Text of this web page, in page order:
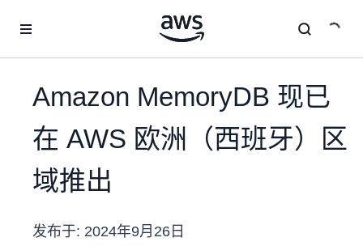
Amazon MemoryDB 现已
在 AWS 欧洲（西班牙）区
域推出
发布于: 2024年9月26日